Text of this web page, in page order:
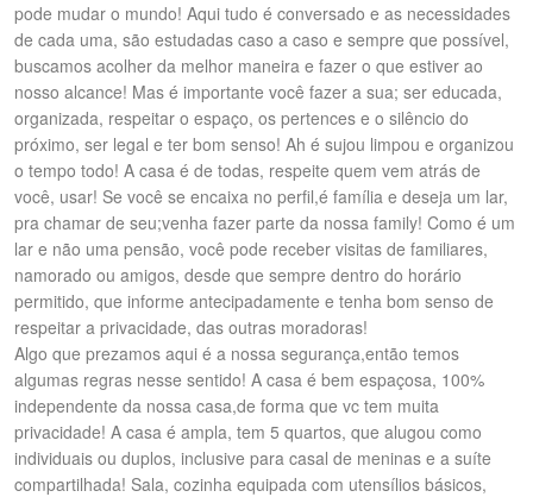
pode mudar o mundo! Aqui tudo é conversado e as necessidades
de cada uma, são estudadas caso a caso e sempre que possível,
buscamos acolher da melhor maneira e fazer o que estiver ao
nosso alcance! Mas é importante você fazer a sua; ser educada,
organizada, respeitar o espaço, os pertences e o silêncio do
próximo, ser legal e ter bom senso! Ah é sujou limpou e organizou
o tempo todo! A casa é de todas, respeite quem vem atrás de
você, usar! Se você se encaixa no perfil,é família e deseja um lar,
pra chamar de seu;venha fazer parte da nossa family! Como é um
lar e não uma pensão, você pode receber visitas de familiares,
namorado ou amigos, desde que sempre dentro do horário
permitido, que informe antecipadamente e tenha bom senso de
respeitar a privacidade, das outras moradoras!
Algo que prezamos aqui é a nossa segurança,então temos
algumas regras nesse sentido! A casa é bem espaçosa, 100%
independente da nossa casa,de forma que vc tem muita
privacidade! A casa é ampla, tem 5 quartos, que alugou como
individuais ou duplos, inclusive para casal de meninas e a suíte
compartilhada! Sala, cozinha equipada com utensílios básicos,